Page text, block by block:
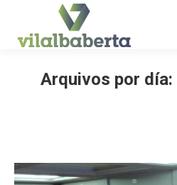
Arquivos por día: